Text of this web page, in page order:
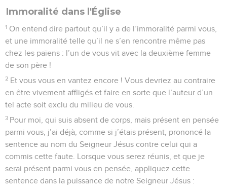
Immoralité dans l'Église
1 On entend dire partout qu’il y a de l’immoralité parmi vous,
et une immoralité telle qu’il ne s’en rencontre même pas
chez les païens : l’un de vous vit avec la deuxième femme
de son père !
2 Et vous vous en vantez encore ! Vous devriez au contraire
en être vivement affligés et faire en sorte que l’auteur d’un
tel acte soit exclu du milieu de vous.
3 Pour moi, qui suis absent de corps, mais présent en pensée
parmi vous, j’ai déjà, comme si j’étais présent, prononcé la
sentence au nom du Seigneur Jésus contre celui qui a
commis cette faute. Lorsque vous serez réunis, et que je
serai présent parmi vous en pensée, appliquez cette
sentence dans la puissance de notre Seigneur Jésus :